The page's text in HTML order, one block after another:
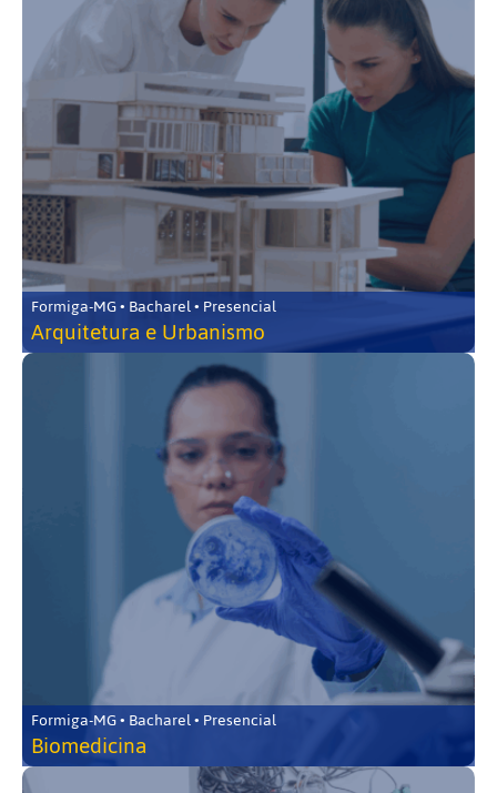
Formiga-MG • Bacharel • Presencial
Arquitetura e Urbanismo
Formiga-MG • Bacharel • Presencial
Biomedicina